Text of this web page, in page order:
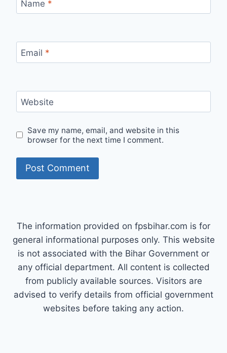
Name *
Email *
Website
Save my name, email, and website in this
browser for the next time I comment.
The information provided on fpsbihar.com is for
general informational purposes only. This website
is not associated with the Bihar Government or
any official department. All content is collected
from publicly available sources. Visitors are
advised to verify details from official government
websites before taking any action.